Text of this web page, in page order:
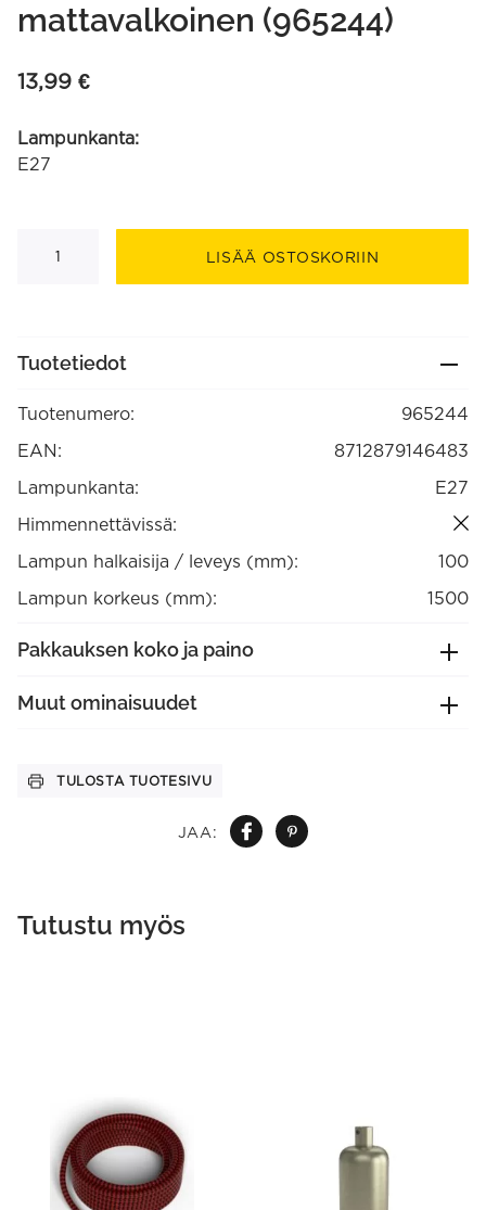
JAA:
mattavalkoinen (965244)
13,99 €
Lampunkanta:
E27
mattavalkoinen
LISÄÄ OSTOSKORIIN
Tuotetiedot
Tuotenumero:
965244
EAN:
8712879146483
Lampunkanta:
E27
Himmennettävissä:
Lampun halkaisija / leveys (mm):
100
Lampun korkeus (mm):
1500
Pakkauksen koko ja paino
Muut ominaisuudet
TULOSTA TUOTESIVU
Tutustu myös